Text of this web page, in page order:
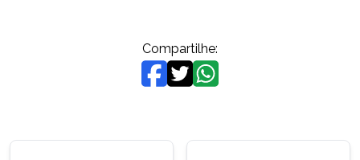
Compartilhe:
Navegação